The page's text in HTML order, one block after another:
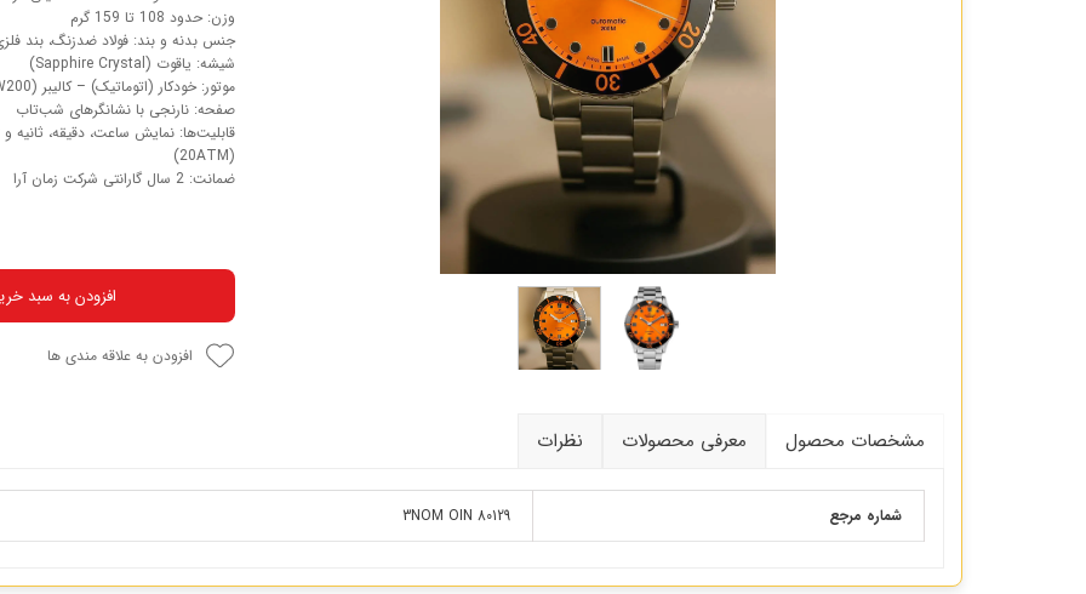
وزن: حدود 108 تا 159 گرم
جنس بدنه و بند: فولاد ضدزنگ، بند
شیشه: یاقوت (Sapphire Crystal)
موتور: خودکار (اتوماتیک) – کالیبر CB 80A (SW200) با ذخیره انرژی حدود 38 ساعت
صفحه: نارنجی با نشانگرهای شب‌تاب
(20ATM)
ضمانت: 2 سال گارانتی شرکت زمان آرا
افزودن به سبد
افزودن به علاقه مندی ها
مشخصات محصول معرفی محصولات نظرات
شماره مرجع 80129 3NOM OIN